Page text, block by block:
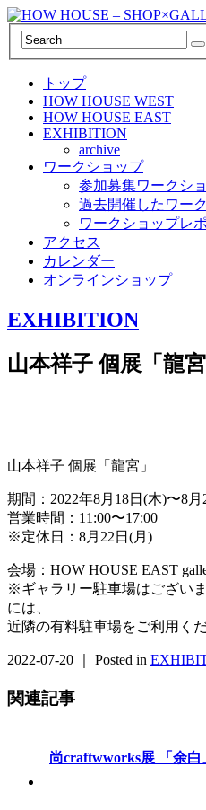
トップ
HOW HOUSE WEST
HOW HOUSE EAST
EXHIBITION
archive
ワークショップ
参加募集ワークシ
過去開催したワー
ワークショップレ
アクセス
カレンダー
オンラインショップ
EXHIBITION
山本祥子 個展「龍
山本祥子 個展「龍宮」
期間：2022年8月18日(木)〜8月
営業時間：11:00〜17:00
※定休日：8月22日(月)
会場：HOW HOUSE EAST
※ギャラリー駐車場はござい
には、
近隣の有料駐車場をご利用くだ
2022-07-20 ｜ Posted in
関連記事
尚craftwworks展 「余白